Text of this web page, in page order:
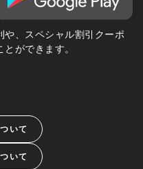
や、スペシャル割引クーポ
ができます。
いて
いて